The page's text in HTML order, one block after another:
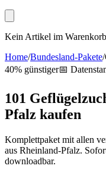
Kein Artikel im Warenkorb
Home/Bundesland-Pakete/
40% günstiger📅
101
Pfalz kaufen
Komplettpaket mit allen
aus Rheinland-Pfalz.
downloadbar.